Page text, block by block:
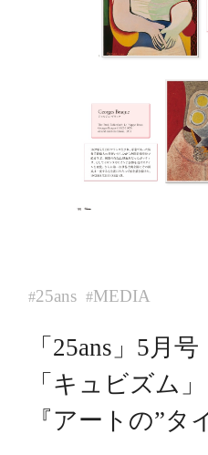
#25ans #MEDIA
「25ans」5月号
「キュビズム」
『アートの”